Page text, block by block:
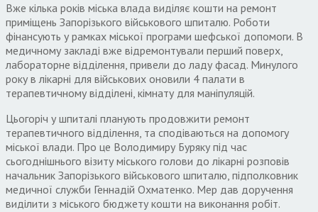
Вже кілька років міська влада виділяє кошти на ремонт
приміщень Запорізького військового шпиталю. Роботи
фінансують у рамках міської програми шефської допомоги. В
медичному закладі вже відремонтували перший поверх,
лабораторне відділення, привели до ладу фасад. Минулого
року в лікарні для військових оновили 4 палати в
терапевтичному відділені, кімнату для маніпуляцій.
Цьогоріч у шпиталі планують продовжити ремонт
терапевтичного відділення, та сподіваються на допомогу
міської влади. Про це Володимиру Буряку під час
сьогоднішнього візиту міського голови до лікарні розповів
начальник Запорізького військового шпиталю, підполковник
медичної служби Геннадій Охматенко. Мер дав доручення
виділити з міського бюджету кошти на виконання робіт.